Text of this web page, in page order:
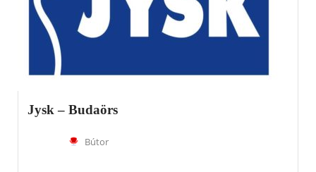
Jysk – Budaörs
Bútor